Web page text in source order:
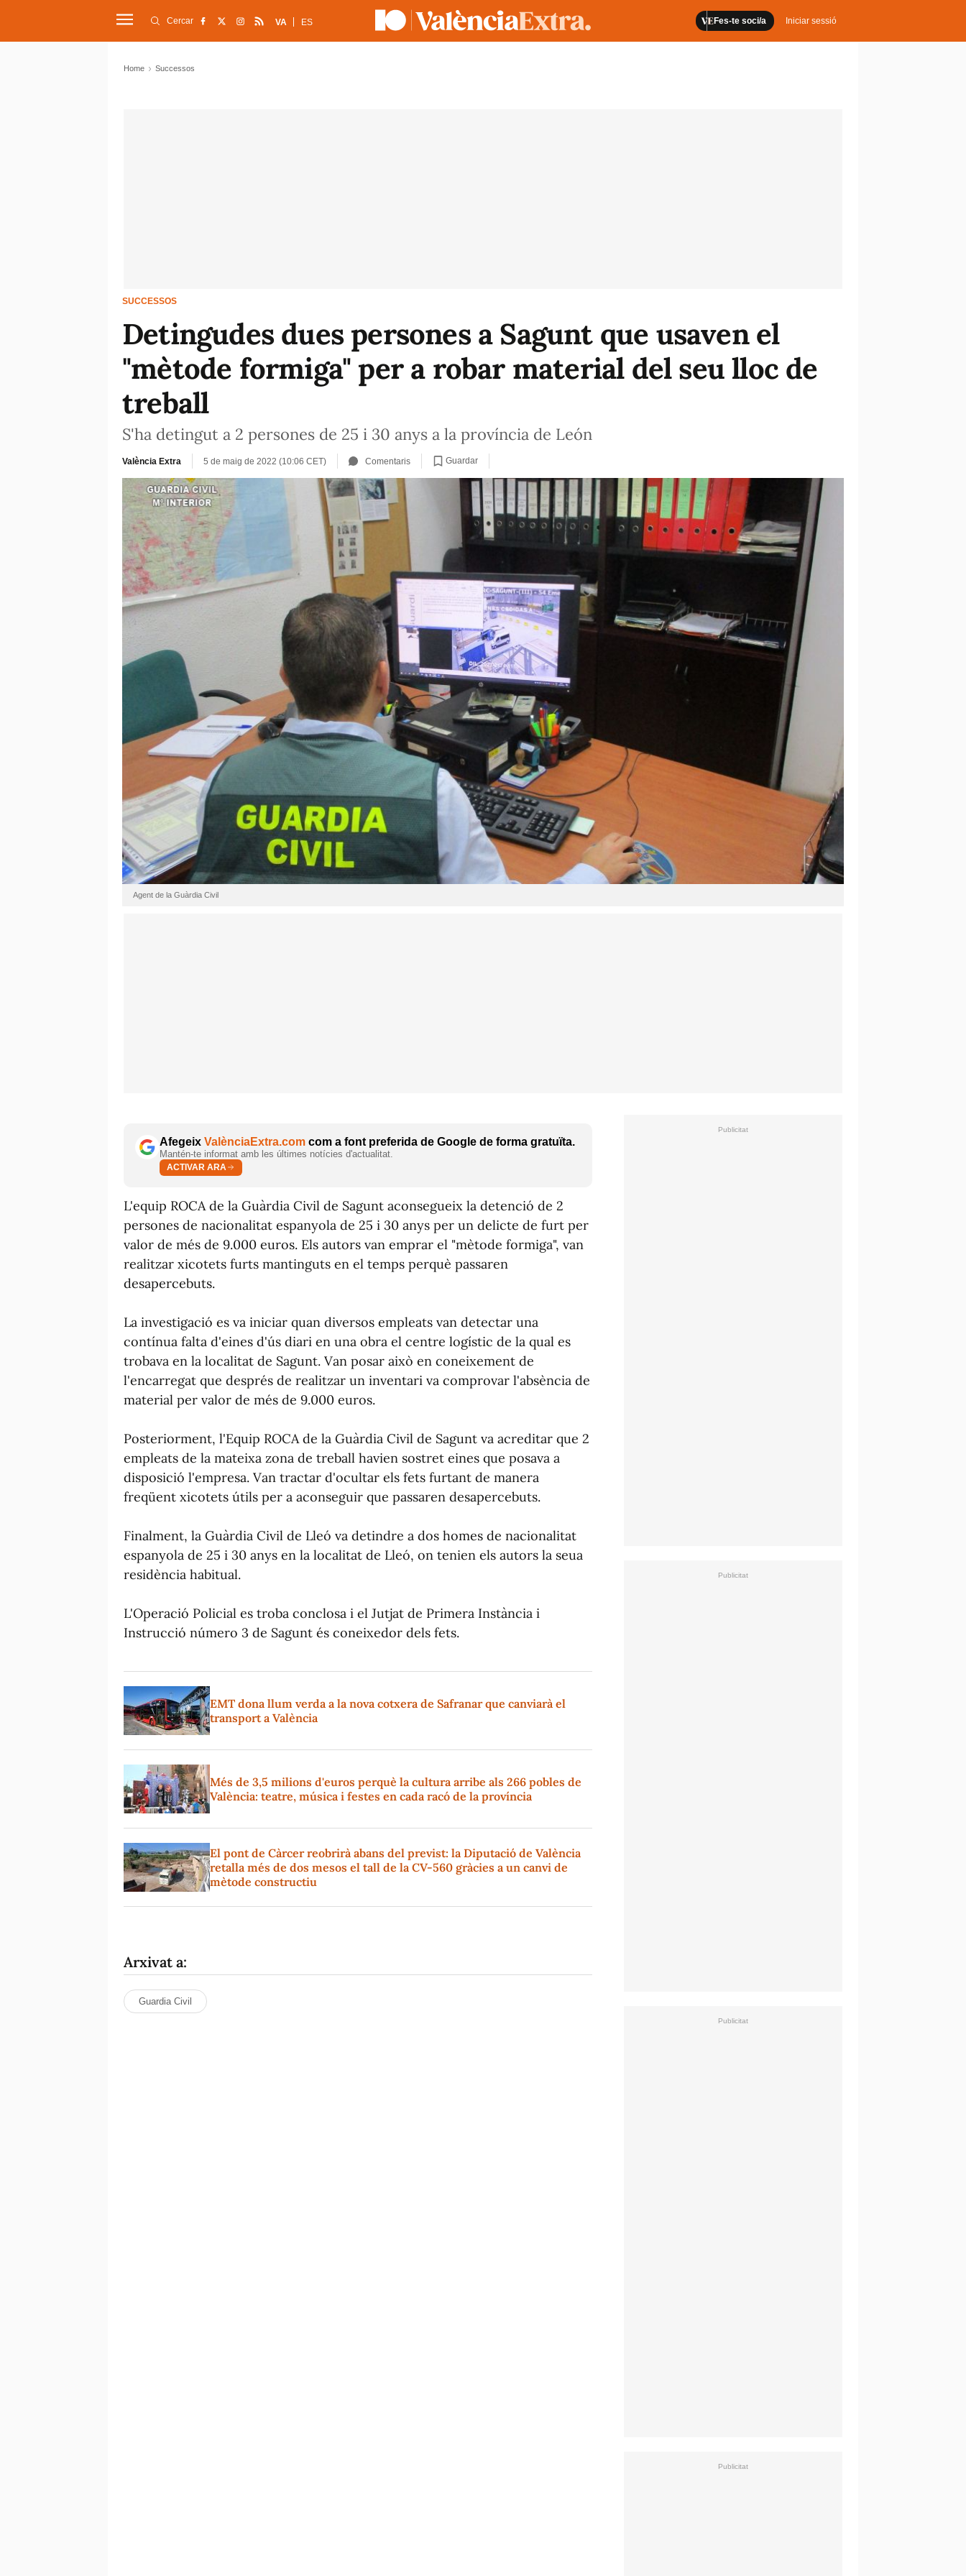
Fes-te soci/a Iniciar sessió
Cercar VA ES
Home Successos
SUCCESSOS
Detingudes dues persones a Sagunt que usaven el
"mètode formiga" per a robar material del seu lloc de
treball
S'ha detingut a 2 persones de 25 i 30 anys a la província de León
València Extra 5 de maig de 2022 (10:06 CET) Comentaris Guardar
Agent de la Guàrdia Civil
Afegeix ValènciaExtra.com com a font preferida de Google de forma gratuïta.
Mantén-te informat amb les últimes notícies d'actualitat.
ACTIVAR ARA
L'equip ROCA de la Guàrdia Civil de Sagunt aconsegueix la detenció de 2
persones de nacionalitat espanyola de 25 i 30 anys per un delicte de furt per
valor de més de 9.000 euros. Els autors van emprar el "mètode formiga", van
realitzar xicotets furts mantinguts en el temps perquè passaren
desapercebuts.
La investigació es va iniciar quan diversos empleats van detectar una
contínua falta d'eines d'ús diari en una obra el centre logístic de la qual es
trobava en la localitat de Sagunt. Van posar això en coneixement de
l'encarregat que després de realitzar un inventari va comprovar l'absència de
material per valor de més de 9.000 euros.
Posteriorment, l'Equip ROCA de la Guàrdia Civil de Sagunt va acreditar que 2
empleats de la mateixa zona de treball havien sostret eines que posava a
disposició l'empresa. Van tractar d'ocultar els fets furtant de manera
freqüent xicotets útils per a aconseguir que passaren desapercebuts.
Finalment, la Guàrdia Civil de Lleó va detindre a dos homes de nacionalitat
espanyola de 25 i 30 anys en la localitat de Lleó, on tenien els autors la seua
residència habitual.
L'Operació Policial es troba conclosa i el Jutjat de Primera Instància i
Instrucció número 3 de Sagunt és coneixedor dels fets.
EMT dona llum verda a la nova cotxera de Safranar que canviarà el
transport a València
Més de 3,5 milions d'euros perquè la cultura arribe als 266 pobles de
València: teatre, música i festes en cada racó de la província
El pont de Càrcer reobrirà abans del previst: la Diputació de València
retalla més de dos mesos el tall de la CV-560 gràcies a un canvi de
mètode constructiu
Arxivat a:
Guardia Civil